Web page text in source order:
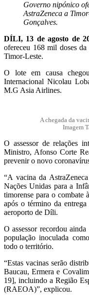
Governo nipónico
AstraZeneca a
Gonçalves.
DÍLI, 13 de agosto de
ofereceu 168 mil doses
Timor-Leste.
O lote em causa
Internacional Nicolau
M.G Asia Airlines.
A chegada da
Imagem
O assessor de relações
Ministro, Afonso Corte
prevenir o novo
“A vacina da
Nações Unidas para a
timorense para o
após o término da
aeroporto de Díli.
O assessor recordou
população inoculada
todo o território.
“Estas vacinas serão
Baucau, Ermera e
19], incluindo a Região
(RAEOA)”, explicou.